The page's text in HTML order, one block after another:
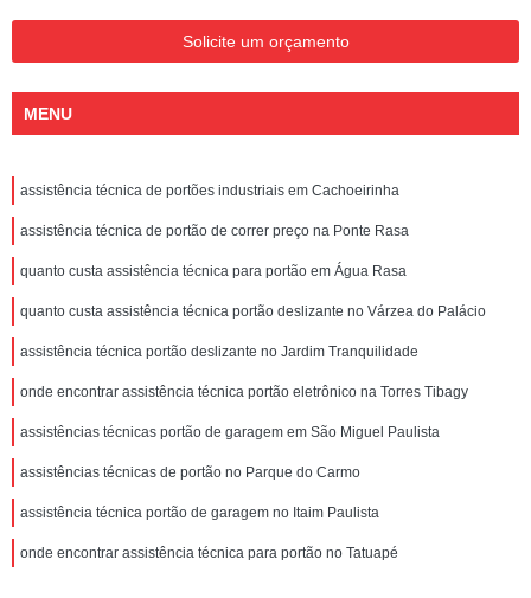
Solicite um orçamento
MENU
assistência técnica de portões industriais em Cachoeirinha
assistência técnica de portão de correr preço na Ponte Rasa
quanto custa assistência técnica para portão em Água Rasa
quanto custa assistência técnica portão deslizante no Várzea do Palácio
assistência técnica portão deslizante no Jardim Tranquilidade
onde encontrar assistência técnica portão eletrônico na Torres Tibagy
assistências técnicas portão de garagem em São Miguel Paulista
assistências técnicas de portão no Parque do Carmo
assistência técnica portão de garagem no Itaim Paulista
onde encontrar assistência técnica para portão no Tatuapé